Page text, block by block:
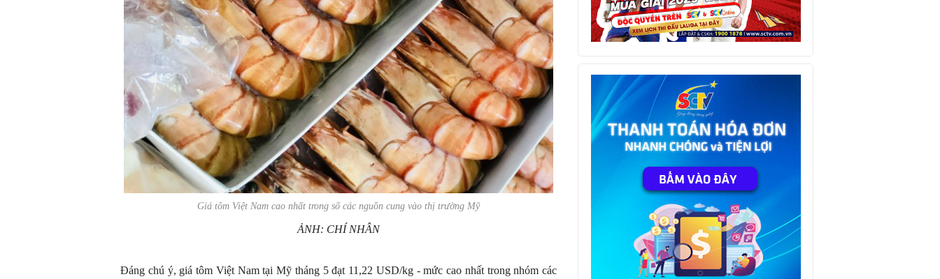
Giá tôm Việt Nam cao nhất trong số các nguồn cung vào thị trường Mỹ
ẢNH: CHÍ NHÂN
Đáng chú ý, giá tôm Việt Nam tại Mỹ tháng 5 đạt 11,22 USD/kg - mức cao nhất trong nhóm các